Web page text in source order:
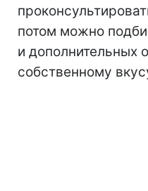
потом можно
и дополнительных
собственному